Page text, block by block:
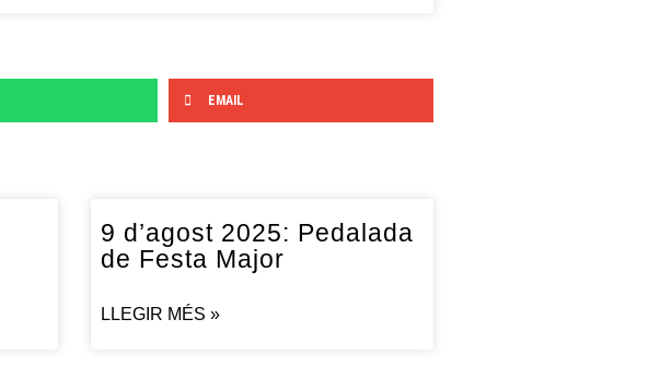
EMAIL
9 d’agost 2025: Pedalada
de Festa Major
LLEGIR MÉS »